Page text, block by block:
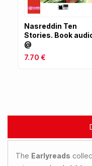
Nasreddin Ten
Stories. Book
@
7.70 €
The Earlyreads